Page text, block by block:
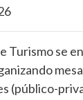
Turismo se
(público-